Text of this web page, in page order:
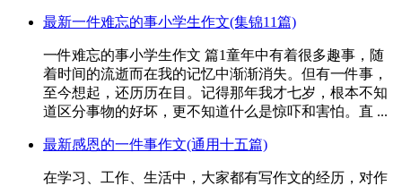
最新一件难忘的事小学生作文(集锦11篇)
一件难忘的事小学生作文 篇1童年中有着很多趣事，随
着时间的流逝而在我的记忆中渐渐消失。但有一件事，
至今想起，还历历在目。记得那年我才七岁，根本不知
道区分事物的好坏，更不知道什么是惊吓和害怕。直 ...
最新感恩的一件事作文(通用十五篇)
在学习、工作、生活中，大家都有写作文的经历，对作